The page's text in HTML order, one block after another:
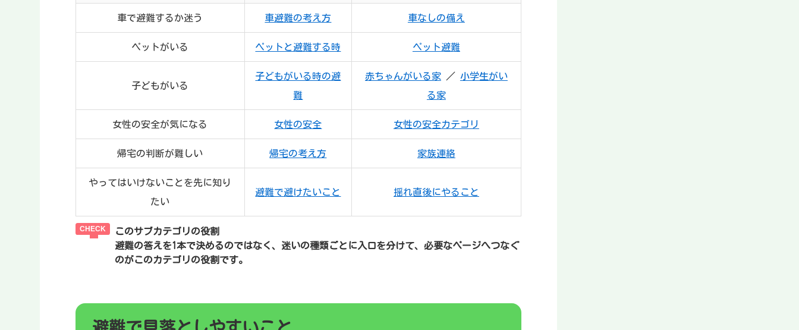
車で避難するか迷う 車避難の考え方 車なしの備え
ペットがいる ペットと避難する時 ペット避難
子どもがいる
子どもがいる時の避
難
赤ちゃんがいる家／ 小学生がい
る家
女性の安全が気になる 女性の安全 女性の安全カテゴリ
帰宅の判断が難しい 帰宅の考え方 家族連絡
やってはいけないことを先に知り
たい
避難で避けたいこと 揺れ直後にやること
このサブカテゴリの役割
避難の答えを1本で決めるのではなく、 迷いの種類ごとに入口を分けて、必要なページへつなぐ
のがこのカテゴリの役割です。